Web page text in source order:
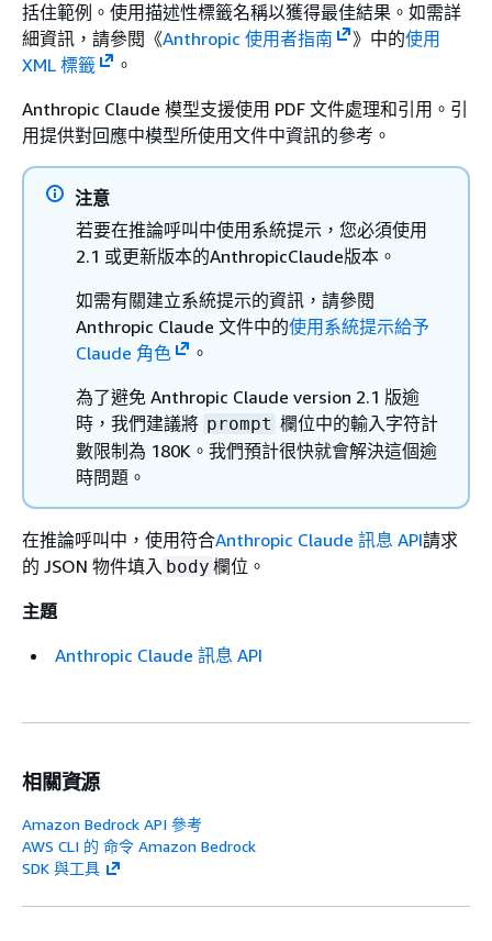
括住範例。使用描述性標籤名稱以獲得最佳結果。如需詳
細資訊，請參閱《Anthropic 使用者指南 》中的使用
XML 標籤
。
Anthropic Claude 模型支援使用 PDF 文件處理和引用。引
用提供對回應中模型所使用文件中資訊的參考。
注意
若要在推論呼叫中使用系統提示，您必須使用
2.1 或更新版本的AnthropicClaude版本。
如需有關建立系統提示的資訊，請參閱
Anthropic Claude 文件中的使用系統提示給予
Claude 角色
。
為了避免 Anthropic Claude version 2.1 版逾
時，我們建議將 prompt 欄位中的輸入字符計
數限制為 180K。我們預計很快就會解決這個逾
時問題。
在推論呼叫中，使用符合Anthropic Claude 訊息 API請求
的 JSON 物件填入 body 欄位。
主題
Anthropic Claude 訊息 API
相關資源
Amazon Bedrock API 參考
AWS CLI 的 命令 Amazon Bedrock
SDK 與工具